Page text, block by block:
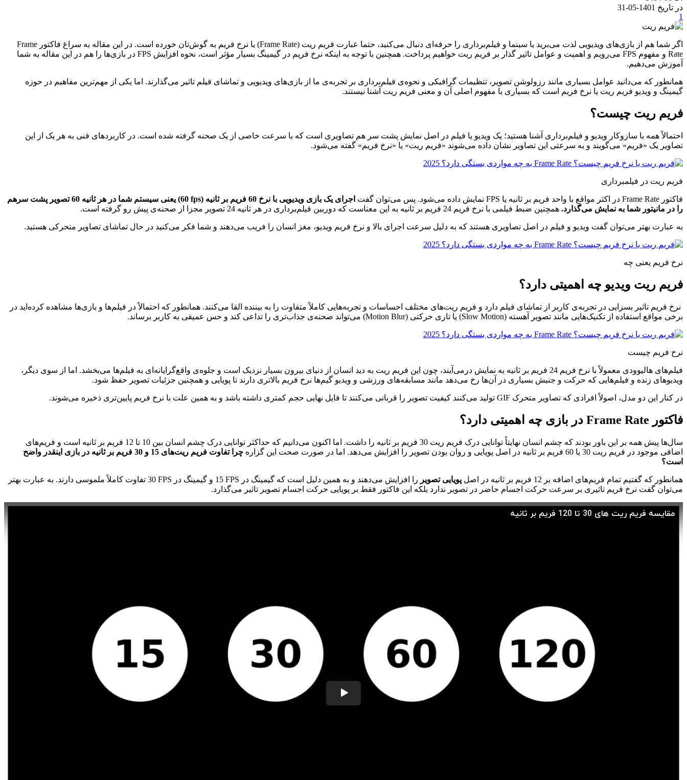
در تاریخ 1401-05-31
1
اگر شما هم از بازی‌های ویدیویی لذت می‌برید یا سینما و فیلم‌برداری را حرفه‌ای دنبال می‌کنید، حتما عبارت فریم ریت (Frame Rate) یا نرخ فریم به گوش‌تان خورده است. در این مقاله به سراغ فاکتور Frame
Rate و مفهوم FPS
می‌رویم و اهمیت و عوامل تاثیر گذار بر فریم ریت خواهیم پرداخت. همچنین با توجه به اینکه نرخ فریم در گیمینگ بسیار مؤثر است، نحوه افزایش FPS در بازی‌ها را هم در این مقاله به شما
آموزش می‌دهیم.
همانطور که می‌دانید عوامل بسیاری مانند رزولوشن تصویر، تنظیمات گرافیکی و نحوه‌ی فیلم‌برداری بر تجربه‌ی ما از بازی‌های ویدیویی و تماشای فیلم تاثیر می‌گذارند. اما یکی از مهم‌ترین مفاهیم در حوزه
گیمینگ و ویدیو فریم ریت یا نرخ فریم است که بسیاری با مفهوم اصلی آن و معنی فریم ریت آشنا نیستند.
فریم ریت چیست؟
احتمالاً همه با سازوکار ویدیو و فیلم‌برداری آشنا هستید؛ یک ویدیو یا فیلم در اصل نمایش پشت سر هم تصاویری است که با سرعت خاصی از یک صحنه گرفته شده است. در کاربردهای فنی به هر یک از این
تصاویر یک «فریم» می‌گویند و به سرعتی این تصاویر نشان داده می‌شوند «فریم ریت» یا «نرخ فریم» گفته می‌شود.
فریم ریت در فیلمبرداری
فاکتور Frame Rate در اکثر مواقع با واحد فریم بر ثانیه یا FPS نمایش داده می‌شود. پس می‌توان گفت اجرای یک بازی ویدیویی با نرخ 60 فریم بر ثانیه ( 60 fps
) یعنی سیستم شما در هر ثانیه 60 تصویر پشت سرهم
را در مانیتور شما به نمایش می‌گذارد. همچنین ضبط فیلمی با نرخ فریم 24 فریم بر ثانیه به این معناست که دوربین فیلم‌برداری در هر ثانیه 24 تصویر مجزا از صحنه‌ی پیش رو گرفته است.
به عبارت بهتر می‌توان گفت ویدیو و فیلم در اصل تصاویری هستند که به دلیل سرعت اجرای بالا و نرخ فریم ویدیو، مغز انسان را فریب می‌دهند و شما فکر می‌کنید در حال تماشای تصاویر متحرکی هستید.
نرخ فریم یعنی چه
فریم ریت ویدیو چه اهمیتی دارد؟
نرخ فریم تاثیر بسزایی در تجربه‌ی کاربر از تماشای فیلم دارد و فریم ریت‌های مختلف احساسات و تجربه‌هایی کاملاً متفاوت را به بیننده القا می‌کنند. همانطور که احتمالاً در فیلم‌ها و بازی‌ها مشاهده کرده‌اید در
برخی مواقع استفاده از تکنیک‌هایی مانند تصویر آهسته (Slow Motion) یا تاری حرکتی (Motion Blur) می‌تواند صحنه‌ی جذاب‌تری را تداعی کند و حس عمیقی به کاربر برساند.
نرخ فریم چیست
فیلم‌های هالیوودی معمولاً با نرخ فریم 24 فریم بر ثانیه به نمایش درمی‌آیند، چون این فریم ریت به دید انسان از دنیای بیرون بسیار نزدیک است و جلوه‌ی واقع‌گرایانه‌ای به فیلم‌ها می‌بخشد. اما از سوی دیگر،
ویدیوهای زنده و فیلم‌هایی که حرکت و جنبش بسیاری در آن‌ها رخ می‌دهد مانند مسابقه‌های ورزشی و ویدیو گیم‌ها نرخ فریم بالاتری دارند تا پویایی و همچنین جزئیات تصویر حفظ شود.
در کنار این دو مدل، اصولاً افرادی که تصاویر متحرک GIF تولید می‌کنند کیفیت تصویر را قربانی می‌کنند تا فایل نهایی حجم کمتری داشته باشد و به همین علت با نرخ فریم پایین‌تری ذخیره می‌شوند.
فاکتور Frame Rate در بازی چه اهمیتی دارد؟
سال‌ها پیش همه بر این باور بودند که چشم انسان نهایتاً توانایی درک فریم ریت 30 فریم بر ثانیه را داشت. اما اکنون می‌دانیم که حداکثر توانایی درک چشم انسان بین 10 تا 12 فریم بر ثانیه است و فریم‌های
اضافی موجود در فریم ریت 30 یا 60 فریم بر ثانیه در اصل پویایی و روان بودن تصویر را افزایش می‌دهد. اما در صورت صحت این گزاره
چرا تفاوت فریم ریت‌های 15 و 30 فریم بر ثانیه در بازی اینقدر واضح
است؟
همانطور که گفتیم تمام فریم‌های اضافه بر 12 فریم بر ثانیه در اصل پویایی تصویر را افزایش می‌دهند و به همین دلیل است که گیمینگ در 15 FPS و گیمینگ در 30 FPS تفاوت کاملاً ملموسی دارند. به عبارت بهتر
می‌توان گفت نرخ فریم تاثیری بر سرعت حرکت اجسام حاضر در تصویر ندارد بلکه این فاکتور فقط بر پویایی حرکت اجسام تصویر تاثیر می‌گذارد.